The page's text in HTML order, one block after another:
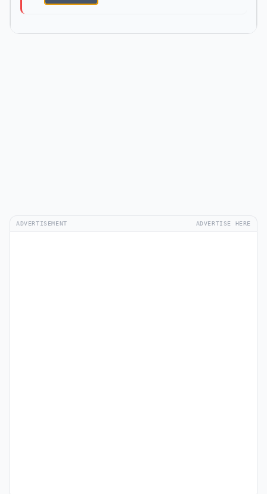
ADVERTISEMENT ADVERTISE HERE